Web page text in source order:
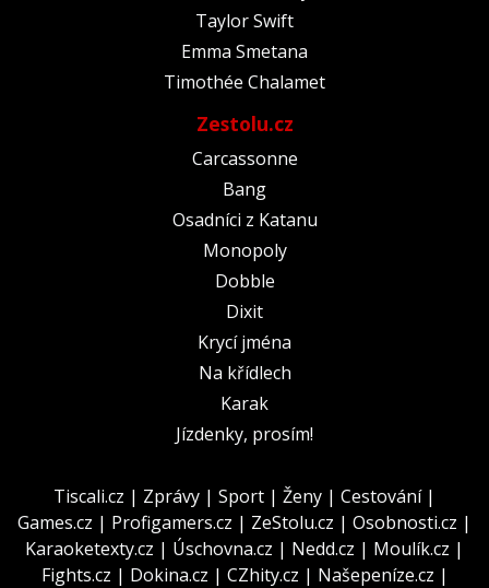
Taylor Swift
Emma Smetana
Timothée Chalamet
Zestolu.cz
Carcassonne
Bang
Osadníci z Katanu
Monopoly
Dobble
Dixit
Krycí jména
Na křídlech
Karak
Jízdenky, prosím!
Tiscali.cz | Zprávy | Sport | Ženy | Cestování|
Games.cz | Profigamers.cz | ZeStolu.cz | Osobnosti.cz |
Karaoketexty.cz | Úschovna.cz | Nedd.cz | Moulík.cz |
Fights.cz | Dokina.cz | CZhity.cz | Našepeníze.cz |